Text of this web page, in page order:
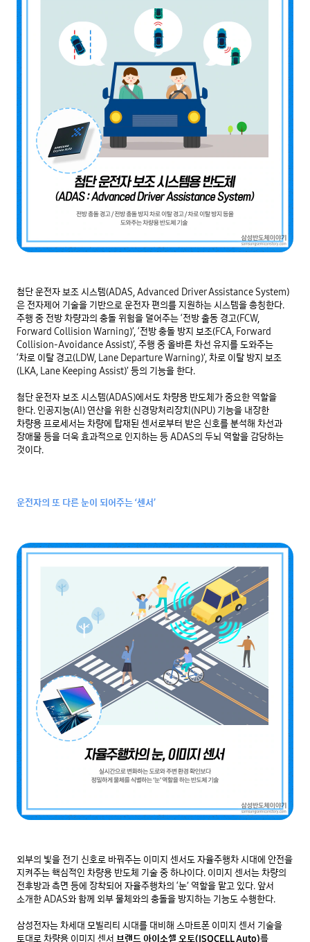
첨단 운전자 보조 시스템(ADAS, Advanced Driver Assistance System)
은 전자제어 기술을 기반으로 운전자 편의를 지원하는 시스템을 총칭한다.
주행 중 전방 차량과의 충돌 위험을 덜어주는 ‘전방 출동 경고(FCW,
Forward Collision Warning)’, ‘전방 충돌 방지 보조(FCA, Forward
Collision-Avoidance Assist)’, 주행 중 올바른 차선 유지를 도와주는
‘차로 이탈 경고(LDW, Lane Departure Warning)’, 차로 이탈 방지 보조
(LKA, Lane Keeping Assist)’ 등의 기능을 한다.
첨단 운전자 보조 시스템(ADAS)에서도 차량용 반도체가 중요한 역할을
한다. 인공지능(AI) 연산을 위한 신경망처리장치(NPU) 기능을 내장한
차량용 프로세서는 차량에 탑재된 센서로부터 받은 신호를 분석해 차선과
장애물 등을 더욱 효과적으로 인지하는 등 ADAS의 두뇌 역할을 감당하는
것이다.
운전자의 또 다른 눈이 되어주는 ‘센서’
외부의 빛을 전기 신호로 바꿔주는 이미지 센서도 자율주행차 시대에 안전을
지켜주는 핵심적인 차량용 반도체 기술 중 하나이다. 이미지 센서는 차량의
전후방과 측면 등에 장착되어 자율주행차의 ‘눈’ 역할을 맡고 있다. 앞서
소개한 ADAS와 함께 외부 물체와의 충돌을 방지하는 기능도 수행한다.
삼성전자는 차세대 모빌리티 시대를 대비해 스마트폰 이미지 센서 기술을
토대로 차량용 이미지 센서 브랜드 아이소셀 오토(ISOCELL Auto)를